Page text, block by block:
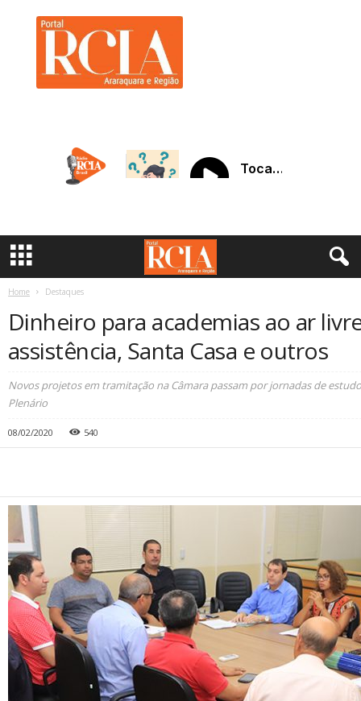
a
Home Destaques
Dinheiro para academias ao ar
assistência, Santa Casa e outros
Novos projetos em tramitação na Câmara passam por jornadas de
Plenário
08/02/2020 540